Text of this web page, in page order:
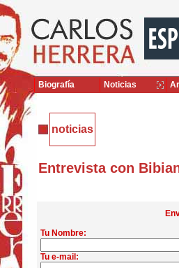
noticias
Entrevista con
Tu Nombre:
Tu e-mail:
Biografía Noticias